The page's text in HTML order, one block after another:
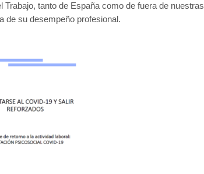
tanto de España como de fuera de nuestras
de su desempeño profesional.